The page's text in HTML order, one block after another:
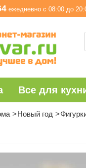
ежедневно с 08:00 до
Все для
Новый год